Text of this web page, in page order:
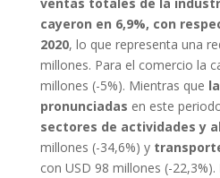
ventas totales de la
cayeron en 6,9%, con
2020, lo que representa una
millones. Para el comercio la
millones (-5%). Mientras que
pronunciadas en este
sectores de actividades y
millones (-34,6%) y
con USD 98 millones (-22,3%).